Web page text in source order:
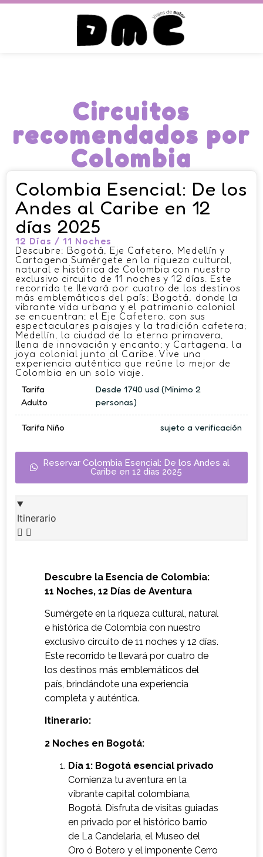
Circuitos
recomendados por
Colombia
Reservar Colombia Esencial: De los Andes al
Caribe en 12 días 2025
Colombia Esencial: De los
Andes al Caribe en 12
días 2025
12 Días / 11 Noches
Descubre: Bogotá, Eje Cafetero, Medellín y
Cartagena Sumérgete en la riqueza cultural,
natural e histórica de Colombia con nuestro
exclusivo circuito de 11 noches y 12 días. Este
recorrido te llevará por cuatro de los destinos
más emblemáticos del país: Bogotá, donde la
vibrante vida urbana y el patrimonio colonial
se encuentran; el Eje Cafetero, con sus
espectaculares paisajes y la tradición cafetera;
Medellín, la ciudad de la eterna primavera,
llena de innovación y encanto; y Cartagena, la
joya colonial junto al Caribe. Vive una
experiencia auténtica que reúne lo mejor de
Colombia en un solo viaje.
Tarifa
Adulto
Desde 1740 usd (Minimo 2
personas)
Tarifa Niño sujeto a verificación
Itinerario
Descubre la Esencia de Colombia:
11 Noches, 12 Días de Aventura
Sumérgete en la riqueza cultural, natural
e histórica de Colombia con nuestro
exclusivo circuito de 11 noches y 12 días.
Este recorrido te llevará por cuatro de
los destinos más emblemáticos del
país, brindándote una experiencia
completa y auténtica.
Itinerario:
2 Noches en Bogotá:
Día 1: Bogotá esencial privado
Comienza tu aventura en la
vibrante capital colombiana,
Bogotá. Disfruta de visitas guiadas
en privado por el histórico barrio
de La Candelaria, el Museo del
Oro ó Botero y el imponente Cerro